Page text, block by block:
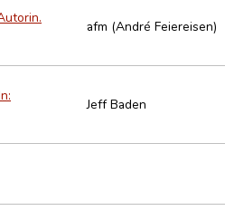
afm (André Feiereisen)
Jeff Baden